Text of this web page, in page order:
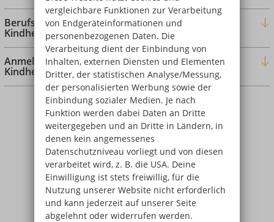
vergleichbare Funktionen zur Verarbeitung
von Endgeräteinformationen und
personenbezogenen Daten. Die
Verarbeitung dient der Einbindung von
Inhalten, externen Diensten und Elementen
Dritter, der statistischen Analyse/Messung,
der personalisierten Werbung sowie der
Einbindung sozialer Medien. Je nach
Funktion werden dabei Daten an Dritte
weitergegeben und an Dritte in Ländern, in
denen kein angemessenes
Datenschutzniveau vorliegt und von diesen
verarbeitet wird, z. B. die USA. Deine
Einwilligung ist stets freiwillig, für die
Nutzung unserer Website nicht erforderlich
und kann jederzeit auf unserer Seite
abgelehnt oder widerrufen werden.
Berufsaussichten als Kindheitspädagogin /
Kindheitspädagoge
Anmeldung zum Dualen Studium in
Kindheitspädagogik